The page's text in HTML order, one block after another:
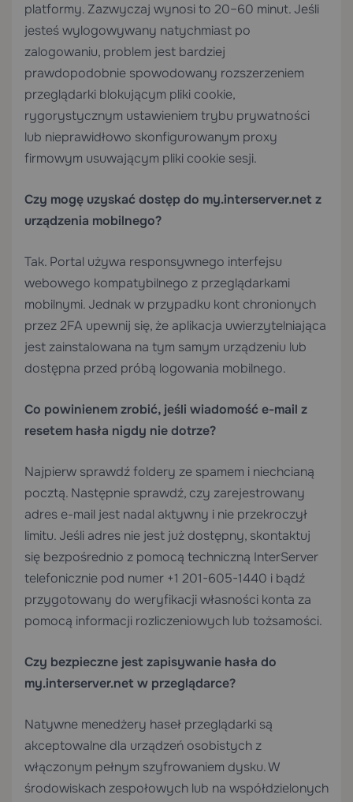
platformy. Zazwyczaj wynosi to 20–60 minut. Jeśli
jesteś wylogowywany natychmiast po
zalogowaniu, problem jest bardziej
prawdopodobnie spowodowany rozszerzeniem
przeglądarki blokującym pliki cookie,
rygorystycznym ustawieniem trybu prywatności
lub nieprawidłowo skonfigurowanym proxy
firmowym usuwającym pliki cookie sesji.
Czy mogę uzyskać dostęp do my.interserver.net z
urządzenia mobilnego?
Tak. Portal używa responsywnego interfejsu
webowego kompatybilnego z przeglądarkami
mobilnymi. Jednak w przypadku kont chronionych
przez 2FA upewnij się, że aplikacja uwierzytelniająca
jest zainstalowana na tym samym urządzeniu lub
dostępna przed próbą logowania mobilnego.
Co powinienem zrobić, jeśli wiadomość e-mail z
resetem hasła nigdy nie dotrze?
Najpierw sprawdź foldery ze spamem i niechcianą
pocztą. Następnie sprawdź, czy zarejestrowany
adres e-mail jest nadal aktywny i nie przekroczył
limitu. Jeśli adres nie jest już dostępny, skontaktuj
się bezpośrednio z pomocą techniczną InterServer
telefonicznie pod numer +1 201-605-1440 i bądź
przygotowany do weryfikacji własności konta za
pomocą informacji rozliczeniowych lub tożsamości.
Czy bezpieczne jest zapisywanie hasła do
my.interserver.net w przeglądarce?
Natywne menedżery haseł przeglądarki są
akceptowalne dla urządzeń osobistych z
włączonym pełnym szyfrowaniem dysku. W
środowiskach zespołowych lub na współdzielonych